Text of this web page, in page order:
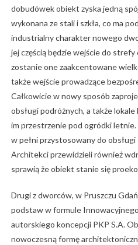
dobudówek obiekt zyska jedną
wykonana ze stali i szkła, co ma
industrialny charakter nowego
jej częścią będzie wejście do
zostanie one zaakcentowane
także wejście prowadzące
Całkowicie w nowy sposób
obsługi podróżnych, a także
im przestrzenie pod ogródki
w pełni przystosowany do
Architekci przewidzieli również
sprawią że obiekt stanie się
Drugi z dworców, w Pruszczu
podstaw w formule
autorskiego koncepcji PKP S.A.
nowoczesną formę